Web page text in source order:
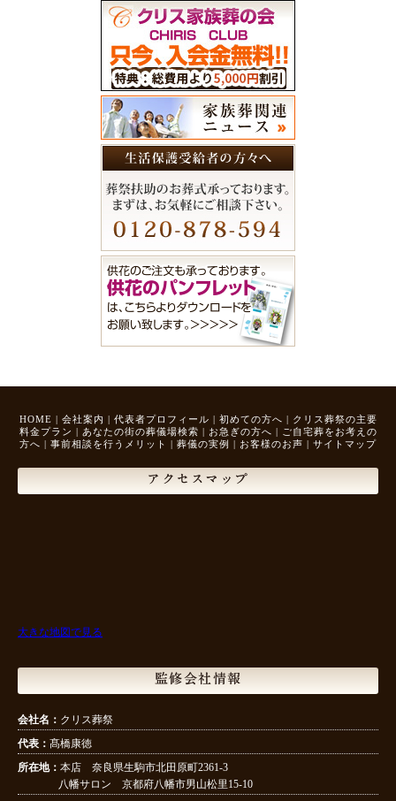
HOME | 会社案内 | 代表者プロフィール | 初めての方へ | クリス葬祭の主要
料金プラン | あなたの街の葬儀場検索 | お急ぎの方へ | ご自宅葬をお考えの
方へ | 事前相談を行うメリット | 葬儀の実例 | お客様のお声 | サイトマップ
アクセスマップ
大きな地図で見る
監修会社情報
会社名： クリス葬祭
代表： 髙橋康徳
所在地： 本店 奈良県生駒市北田原町2361-3
八幡サロン 京都府八幡市男山松里15-10